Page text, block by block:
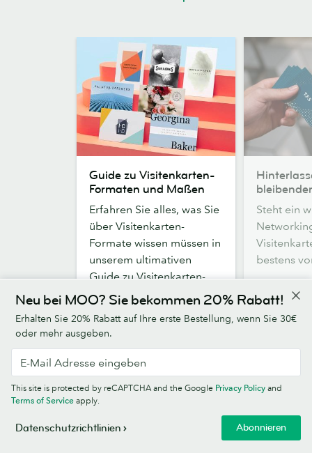
Visitenkarten-
Formaten
und
Maßen
Guide zu Visitenkarten-
Formaten und Maßen
Erfahren Sie alles, was Sie
über Visitenkarten-
Formate wissen müssen in
unserem ultimativen
Guide zu Visitenkarten-
Maßen.
Weiterlesen
Sie
einen
bleibenden
Eindruck
Steht ein
bestens
Neu bei MOO? Sie bekommen 20% Rabatt!
Erhalten Sie 20% Rabatt auf Ihre erste Bestellung, wenn Sie 30€
oder mehr ausgeben.
Abonnieren
This site is protected by reCAPTCHA and the Google Privacy Policy and
Terms of Service apply.
Datenschutzrichtlinien